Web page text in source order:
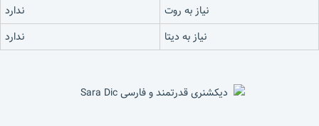
نیاز به روت
ندارد
نیاز به دیتا
ندارد